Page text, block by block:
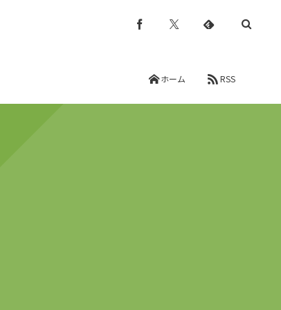
ホーム RSS